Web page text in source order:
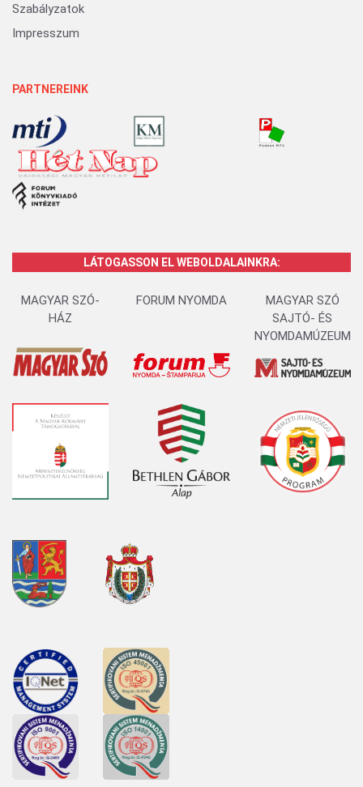
Szabályzatok
Impresszum
PARTNEREINK
LÁTOGASSON EL WEBOLDALAINKRA:
MAGYAR SZÓ-
HÁZ
FORUM NYOMDA
MAGYAR SZÓ
SAJTÓ- ÉS
NYOMDAMÚZEUM